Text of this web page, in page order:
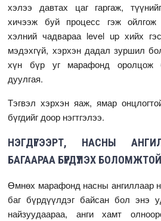
хэлээ давтах цаг гаргаж,
хичээж буй процесс гэж
хэлний чадвараа level up хийх
мэдэхгүй, хэрхэн дадал зуршил
хүн бүр уг марафонд оролцож
дуулгая.
Тэгвэл хэрхэн яаж, ямар
бүгдийг доор нэгтгэлээ.
НЭГДҮГЭЭРТ, НАСНЫ
БАГААРАА БҮРДҮҮЛЭХ БОЛОМЖТОЙ
Өмнөх марафонд насны ангиллаар
баг бүрдүүлдэг байсан бол энэ
найзуудаараа, анги хамт